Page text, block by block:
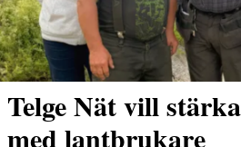
Telge Nät vill
med lantbrukare